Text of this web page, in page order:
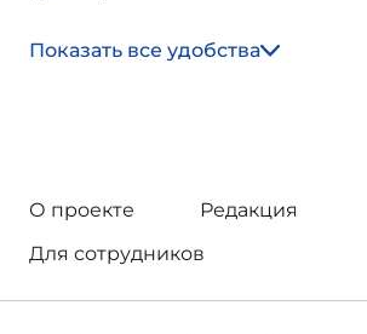
Показать все удобства
О проекте
Редакция
Для сотрудников